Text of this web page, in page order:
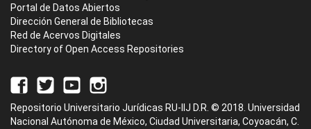
Portal de Datos Abiertos
Dirección General de Bibliotecas
Red de Acervos Digitales
Directory of Open Access Repositories
Repositorio Universitario Jurídicas RU-IIJ D.R. © 2018. Universidad
Nacional Autónoma de México, Ciudad Universitaria, Coyoacán, C.